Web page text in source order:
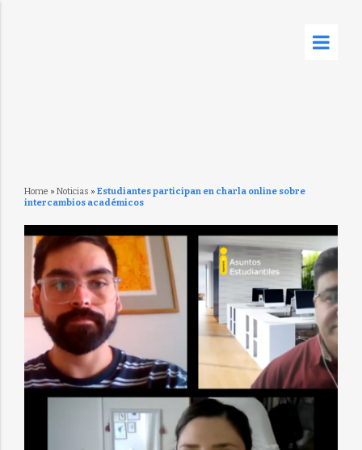
Home » Noticias » Estudiantes participan en charla online sobre
intercambios académicos